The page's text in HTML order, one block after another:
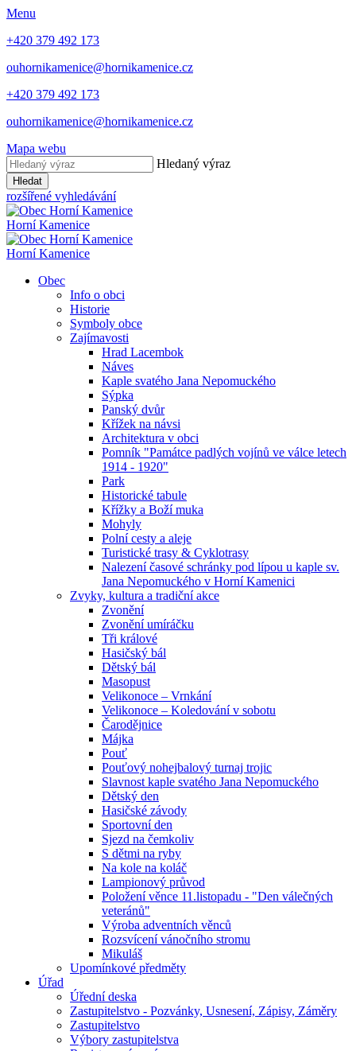
Menu
+420 379 492 173
ouhornikamenice@hornikamenice.cz
+420 379 492 173
ouhornikamenice@hornikamenice.cz
Mapa webu
Hledaný výraz
Hledat
rozšířené vyhledávání
Horní Kamenice
Horní Kamenice
Obec
Info o obci
Historie
Symboly obce
Zajímavosti
Hrad Lacembok
Náves
Kaple svatého Jana Nepomuckého
Sýpka
Panský dvůr
Křížek na návsi
Architektura v obci
Pomník "Památce padlých vojínů ve válce letech
1914 - 1920"
Park
Historické tabule
Křížky a Boží muka
Mohyly
Polní cesty a aleje
Turistické trasy & Cyklotrasy
Nalezení časové schránky pod lípou u kaple sv.
Jana Nepomuckého v Horní Kamenici
Zvyky, kultura a tradiční akce
Zvonění
Zvonění umíráčku
Tři králové
Hasičský bál
Dětský bál
Masopust
Velikonoce – Vrnkání
Velikonoce – Koledování v sobotu
Čarodějnice
Májka
Pouť
Pouťový nohejbalový turnaj trojic
Slavnost kaple svatého Jana Nepomuckého
Dětský den
Hasičské závody
Sportovní den
Sjezd na čemkoliv
S dětmi na ryby
Na kole na koláč
Lampionový průvod
Položení věnce 11.listopadu - "Den válečných
veteránů"
Výroba adventních věnců
Rozsvícení vánočního stromu
Mikuláš
Upomínkové předměty
Úřad
Úřední deska
Zastupitelstvo - Pozvánky, Usnesení, Zápisy, Záměry
Zastupitelstvo
Výbory zastupitelstva